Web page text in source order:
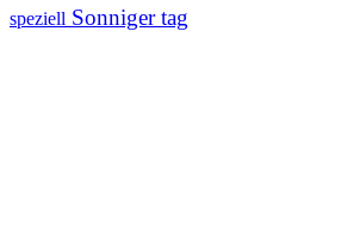
speziell Sonniger tag